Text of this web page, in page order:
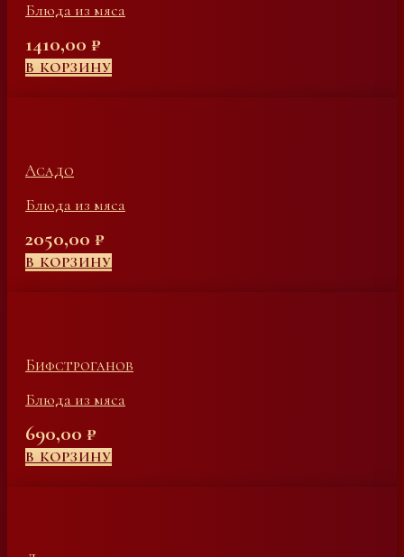
Блюда из мяса
1410,00 ₽
В КОРЗИНУ
Асадо
Блюда из мяса
2050,00 ₽
В КОРЗИНУ
Бифстроганов
Блюда из мяса
690,00 ₽
В КОРЗИНУ